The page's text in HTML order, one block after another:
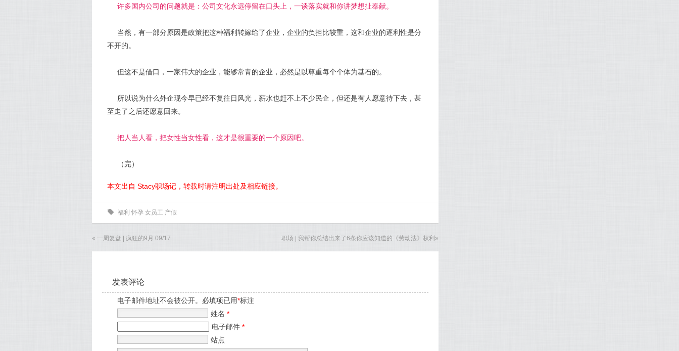
许多国内公司的问题就是：公司文化永远停留在口头上，一谈落实就和你讲梦想扯奉献。
当然，有一部分原因是政策把这种福利转嫁给了企业，企业的负担比较重，这和企业的逐利性是分
不开的。
但这不是借口，一家伟大的企业，能够常青的企业，必然是以尊重每个个体为基石的。
所以说为什么外企现今早已经不复往日风光，薪水也赶不上不少民企，但还是有人愿意待下去，甚
至走了之后还愿意回来。
把人当人看，把女性当女性看，这才是很重要的一个原因吧。
（完）
本文出自 Stacy职场记，转载时请注明出处及相应链接。
0 福利 怀孕 女员工 产假
« 一周复盘 | 疯狂的9月 09/17 职场 | 我帮你总结出来了6条你应该知道的《劳动法》权利 »
发表评论
电子邮件地址不会被公开。必填项已用*标注
姓名 *
电子邮件 *
站点